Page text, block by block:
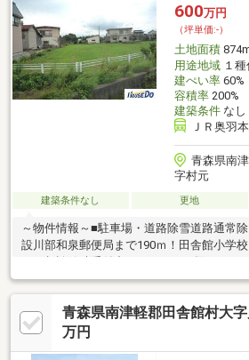
600万円
（坪単価:-）
土地面積
用途地域１種
建ぺい率60%
容積率200%
建築条件なし
ＪＲ奥羽
青森県南
字村元
建築条件なし 更地
～物件情報～■駐車場・道路除雪道路通常
設川部和泉郵便局まで190ｍ！田舎館小学校
ーン相談随時受付中！～こんなお悩みはあ
の家探しで、とりあえず一度話をきいてみ
よく分からない…どのくらいの金額の物件
い…税金について不安がある…そんな方！
ご相談ください！●店頭で直接お話したい方
青森県南津軽郡田舎館村大
万円